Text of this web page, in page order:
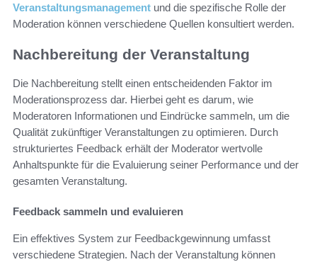
Veranstaltungsmanagement und die spezifische Rolle der
Moderation können verschiedene Quellen konsultiert werden.
Nachbereitung der Veranstaltung
Die Nachbereitung stellt einen entscheidenden Faktor im
Moderationsprozess dar. Hierbei geht es darum, wie
Moderatoren Informationen und Eindrücke sammeln, um die
Qualität zukünftiger Veranstaltungen zu optimieren. Durch
strukturiertes Feedback erhält der Moderator wertvolle
Anhaltspunkte für die Evaluierung seiner Performance und der
gesamten Veranstaltung.
Feedback sammeln und evaluieren
Ein effektives System zur Feedbackgewinnung umfasst
verschiedene Strategien. Nach der Veranstaltung können